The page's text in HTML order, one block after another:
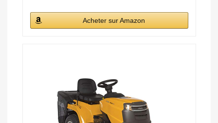
Acheter sur Amazon